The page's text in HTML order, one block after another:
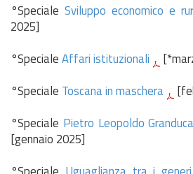
°Speciale Sviluppo economico e
2025]
°SpecialeAffari istituzionali
°Speciale Toscana in maschera
°Speciale Pietro Leopoldo
[gennaio 2025]